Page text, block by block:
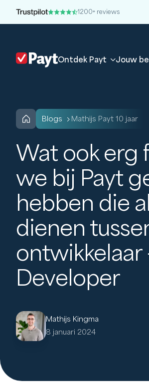
1200+ reviews
Ontdek Payt Jouw
blogs Mathijs Payt 10 jaar
Wat ook erg
we bij Payt
hebben die
dienen
ontwikkelaar
Developer
Mathijs Kingma
8 januari 2024